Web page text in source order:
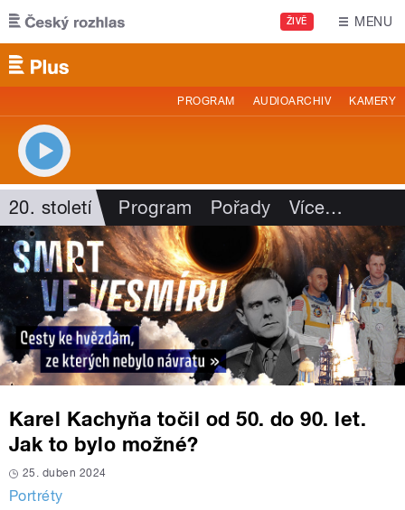
Přejít k hlavnímu obsahu
ŽIVĚ MENU
PROGRAM AUDIOARCHIV KAMERY
20. století Program Pořady Více…
Karel Kachyňa točil od 50. do 90. let.
Jak to bylo možné?
25. duben 2024
Portréty